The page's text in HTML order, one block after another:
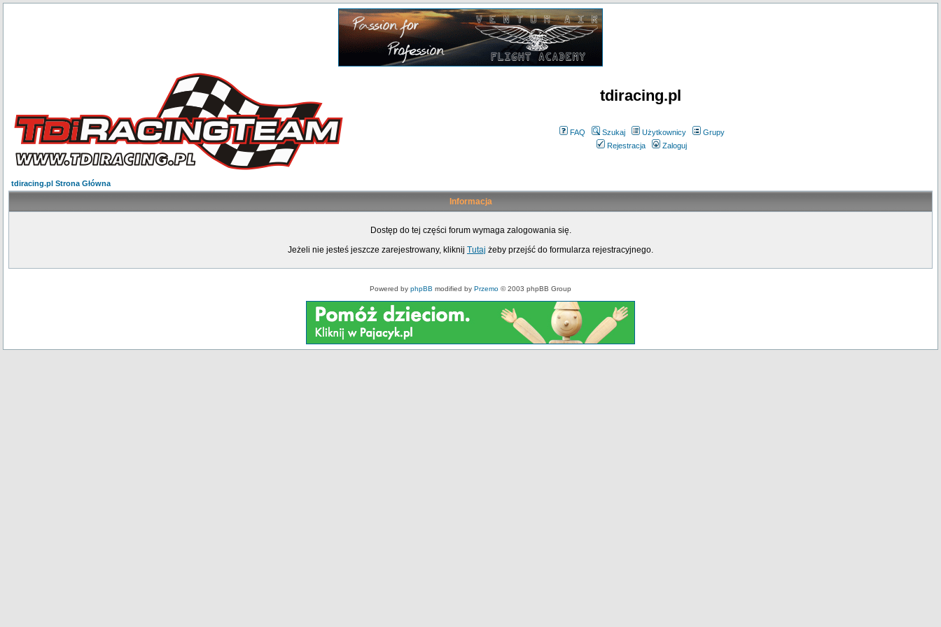
tdiracing.pl
FAQ Szukaj Użytkownicy
Grupy
Rejestracja
Zaloguj
tdiracing.pl Strona Główna
Informacja
Dostęp do tej części forum wymaga zalogowania się.
Jeżeli nie jesteś jeszcze zarejestrowany, kliknij Tutaj żeby przejść do formularza rejestracyjnego.
Powered by phpBB modified by Przemo © 2003 phpBB Group